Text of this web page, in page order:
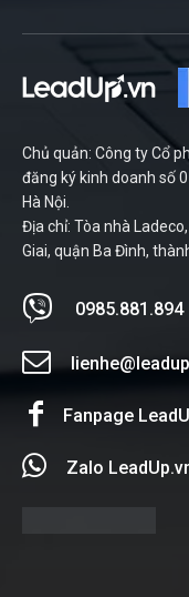
Chủ quản: Công ty Cổ
đăng ký kinh doanh số
Hà Nội.
Địa chỉ: Tòa nhà
Giai, quận Ba Đình,
0985.881.894
Fanpage
Zalo